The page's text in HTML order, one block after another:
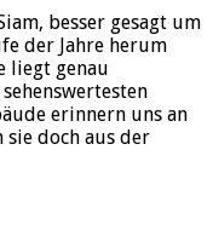
besser gesagt um
der Jahre herum
liegt genau
erinnern uns an
sie doch aus der